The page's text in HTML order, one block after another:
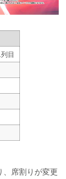
目
席割りが変更